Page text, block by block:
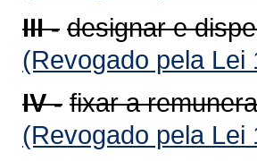
III - designar e
(Revogado pela Lei
IV - fixar a
(Revogado pela Lei